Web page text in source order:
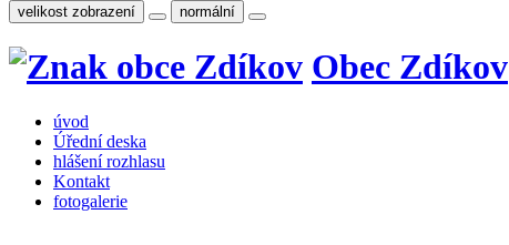
velikost zobrazení normální
Obec Zdíkov
úvod
Úřední deska
hlášení rozhlasu
Kontakt
fotogalerie